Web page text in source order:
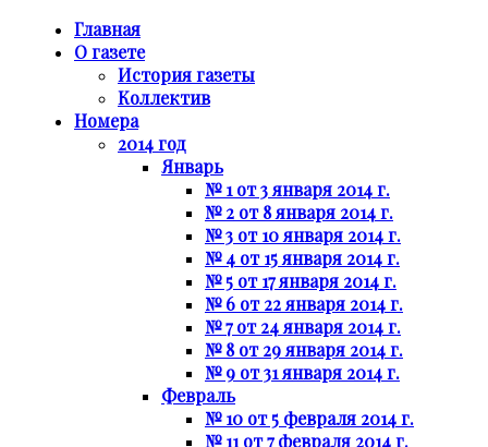
Главная
О газете
История газеты
Коллектив
Номера
2014 год
Январь
№ 1 от 3 января 2014 г.
№ 2 от 8 января 2014 г.
№ 3 от 10 января 2014 г.
№ 4 от 15 января 2014 г.
№ 5 от 17 января 2014 г.
№ 6 от 22 января 2014 г.
№ 7 от 24 января 2014 г.
№ 8 от 29 января 2014 г.
№ 9 от 31 января 2014 г.
Февраль
№ 10 от 5 февраля 2014 г.
№ 11 от 7 февраля 2014 г.